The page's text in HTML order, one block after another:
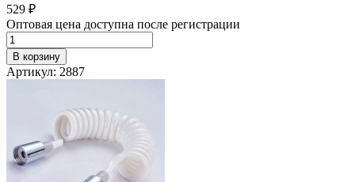
529 ₽
Оптовая цена доступна после регистрации
В корзину
Артикул: 2887